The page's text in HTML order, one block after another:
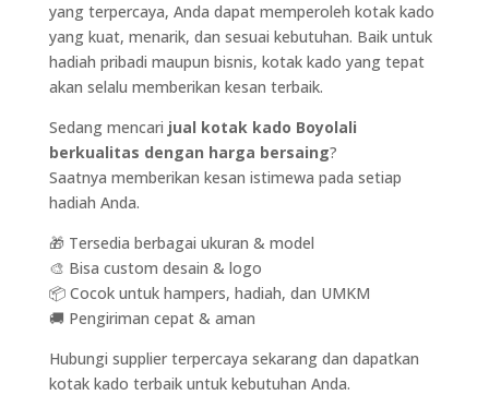
yang terpercaya, Anda dapat memperoleh kotak kado
yang kuat, menarik, dan sesuai kebutuhan. Baik untuk
hadiah pribadi maupun bisnis, kotak kado yang tepat
akan selalu memberikan kesan terbaik.
Sedang mencari jual kotak kado Boyolali
berkualitas dengan harga bersaing?
Saatnya memberikan kesan istimewa pada setiap
hadiah Anda.
🎁 Tersedia berbagai ukuran & model
🎨 Bisa custom desain & logo
📦 Cocok untuk hampers, hadiah, dan UMKM
🚚 Pengiriman cepat & aman
Hubungi supplier terpercaya sekarang dan dapatkan
kotak kado terbaik untuk kebutuhan Anda.